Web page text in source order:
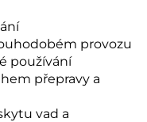
provozu
používání
přepravy a
vad a